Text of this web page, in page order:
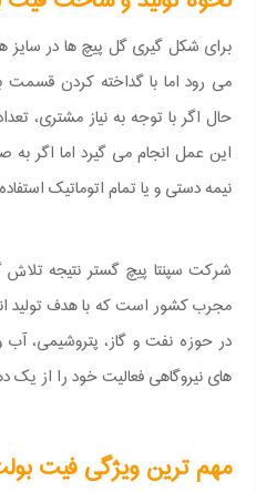
برای شکل گیری گل پیچ ها در سایز
می رود اما با گداخته کردن قسمت
حال اگر با توجه به نیاز مشتری،
این عمل انجام می گیرد اما اگر به
نیمه دستی و یا تمام اتوماتیک
شرکت سپنتا پیچ گستر نتیجه
مجرب کشور است که با هدف تولید
در حوزه نفت و گاز، پتروشیمی،
های نیروگاهی فعالیت خود را از
مهم ترین ویژگی فیت